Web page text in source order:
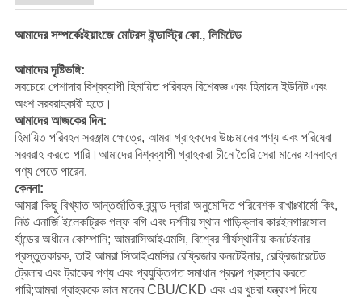
আমাদের সম্পর্কেঃইয়াংজে মোটরস ইন্ডাস্ট্রি কো., লিমিটেড
আমাদের দৃষ্টিভঙ্গি:
সবচেয়ে পেশাদার বিশ্বব্যাপী হিমায়িত পরিবহন বিশেষজ্ঞ এবং হিমায়ন ইউনিট এবং
অংশ সরবরাহকারী হতে।
আমাদের আজকের দিন:
হিমায়িত পরিবহন সরঞ্জাম ক্ষেত্রে, আমরা গ্রাহকদের উচ্চমানের পণ্য এবং পরিষেবা
সরবরাহ করতে পারি।আমাদের বিশ্বব্যাপী গ্রাহকরা চীনে তৈরি সেরা মানের যানবাহন
পণ্য পেতে পারেন.
কেননা:
আমরা কিছু বিখ্যাত আন্তর্জাতিক ব্র্যান্ড দ্বারা অনুমোদিত পরিবেশক রাখাঃথার্মো কিং,
নিউ এনার্জি ইলেকট্রিক গল্ফ বগি এবং দর্শনীয় স্থান গাড়িক্লাব কারইনগারসোল
র্যান্ডের অধীনে কোম্পানি; আমরাসিআইএমসি, বিশ্বের শীর্ষস্থানীয় কনটেইনার
প্রস্তুতকারক, তাই আমরা সিআইএমসির রেফ্রিজার কনটেইনার, রেফ্রিজারেটেড
ট্রেলার এবং ট্রাকের পণ্য এবং প্রযুক্তিগত সমাধান প্রকল্প প্রস্তাব করতে
পারি;আমরা গ্রাহককে ভাল মানের CBU/CKD এবং এর খুচরা যন্ত্রাংশ দিয়ে